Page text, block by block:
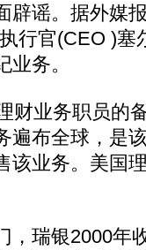
谣。据外媒
行官(CEO )塞
务。
业务职员的
遍布全球，是
该业务。美国
瑞银2000年